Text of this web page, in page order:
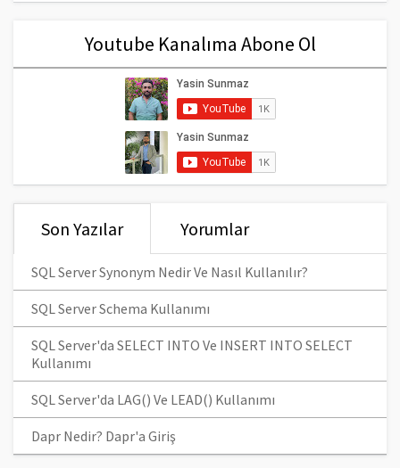
Youtube Kanalıma Abone Ol
Son Yazılar Yorumlar
SQL Server Synonym Nedir Ve Nasıl Kullanılır?
SQL Server Schema Kullanımı
SQL Server'da SELECT INTO Ve INSERT INTO SELECT
Kullanımı
SQL Server'da LAG() Ve LEAD() Kullanımı
Dapr Nedir? Dapr'a Giriş